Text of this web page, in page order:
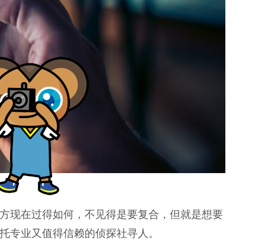
现在过得如何，不见得是要复合，但就是想要
专业又值得信赖的侦探社寻人。